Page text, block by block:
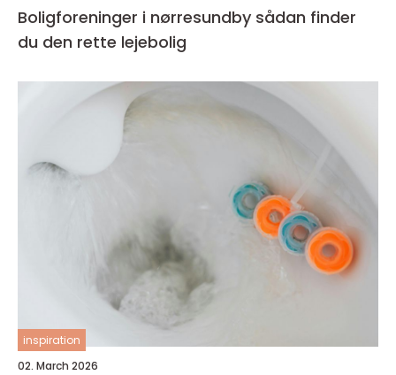
Boligforeninger i nørresundby sådan finder
du den rette lejebolig
inspiration
02. March 2026